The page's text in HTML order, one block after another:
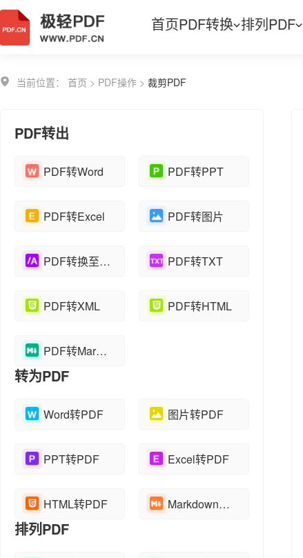
首页PDF转换 排列PDF
当前位置： 首页 > PDF操作 > 裁剪PDF
PDF转出
PDF转Word PDF转PPT
PDF转Excel PDF转图片
PDF转换至PDF/A PDF转TXT
PDF转XML PDF转HTML
PDF转Markdown
转为PDF
Word转PDF 图片转PDF
PPT转PDF Excel转PDF
HTML转PDF Markdown转PDF
排列PDF